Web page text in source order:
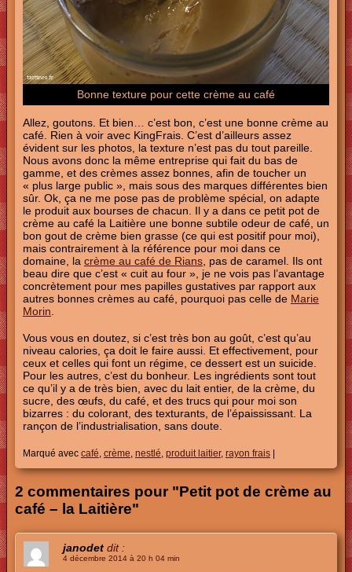
Bonne texture pour cette crème au café
Allez, goutons. Et bien… c’est bon, c’est une bonne crème au
café. Rien à voir avec KingFrais. C’est d’ailleurs assez
évident sur les photos, la texture n’est pas du tout pareille.
Nous avons donc la même entreprise qui fait du bas de
gamme, et des crèmes assez bonnes, afin de toucher un
« plus large public », mais sous des marques différentes bien
sûr. Ok, ça ne me pose pas de problème spécial, on adapte
le produit aux bourses de chacun. Il y a dans ce petit pot de
crème au café la Laitière une bonne subtile odeur de café, un
bon gout de crème bien grasse (ce qui est positif pour moi),
mais contrairement à la référence pour moi dans ce
domaine, la crème au café de Rians, pas de caramel. Ils ont
beau dire que c’est « cuit au four », je ne vois pas l’avantage
concrètement pour mes papilles gustatives par rapport aux
autres bonnes crèmes au café, pourquoi pas celle de Marie
Morin.
Vous vous en doutez, si c’est très bon au goût, c’est qu’au
niveau calories, ça doit le faire aussi. Et effectivement, pour
ceux et celles qui font un régime, ce dessert est un suicide.
Pour les autres, c’est du bonheur. Les ingrédients sont tout
ce qu’il y a de très bien, avec du lait entier, de la crème, du
sucre, des œufs, du café, et des trucs qui pour moi son
bizarres : du colorant, des texturants, de l’épaississant. La
rançon de l’industrialisation, sans doute.
Marqué avec café, crème, nestlé, produit laitier, rayon frais
2 commentaires pour "Petit pot de crème au
café – la Laitière"
janodet dit :
4 décembre 2014 à 20 h 04 min